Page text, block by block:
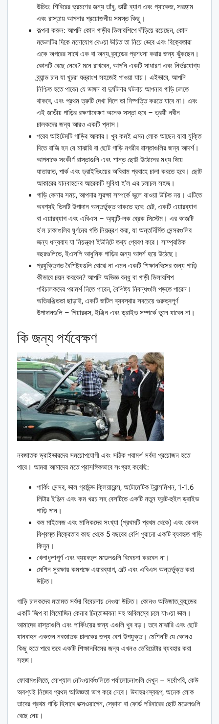
উচিত: শিবিরের ভ্রমণের জন্য তাঁবু, ভারী ব্যাগ এবং প্যাকেজ, সরঞ্জাম
এবং রাস্তায় আপনার প্রয়োজনীয় সমস্ত কিছু।
কল্পনা করুন: আপনি কোন গাড়ীর ডিলারশিপে দাঁড়িয়ে রয়েছেন, কোন
মডেলটির দিকে মনোযোগ দেওয়া উচিত তা নিয়ে ভেবে এবং বিক্রেতারা
একে অপরের সাথে এক বা অন্য ব্র্যান্ডের প্রশংসা করার জন্য ঝুঁকছেন।
কোনটি বেছে নেবে? মনে রাখবেন, আপনি একটি সাধারণ এবং নির্ভরযোগ্য
ব্র্যান্ড চান যা খুচরা যন্ত্রাংশ সহজেই পাওয়া যায়। এইভাবে, আপনি
নিশ্চিত হতে পারেন যে ভাঙ্গন বা দুর্ঘটনার ঘটনায় আপনার গাড়ি চলতে
থাকবে, এবং প্রথম ত্রুটি দেখা দিলে তা নিষ্পত্তি করতে যাবে না। এবং
এই জাতীয় গাড়ির রক্ষণাবেক্ষণ অনেক সস্তা হবে – ত্রয়ী নবীন
চালকদের জন্য আরও একটি প্লাস।
পরের আইটেমটি গাড়ির আকার। খুব কমই এমন লোক আছেন যারা যুক্তি
দিতে রাজি হন যে মাঝারি বা ছোট গাড়ি নগরীর রাস্তাগুলির জন্য আদর্শ।
আপনাকে সংকীর্ণ রাস্তাগুলি এবং শান্ত ছোট্ট উঠোনের মধ্য দিয়ে
যাতায়াত, পার্ক এবং ড্রাইভিংয়ের অবিরাম প্রবাহে চালা করতে হবে। ছোট
আকারের যানবাহনের আরেকটি সুবিধা হ'ল এর চলাচল সহজ।
গাড়ি কেনার সময়, আপনার সুরক্ষা সম্পর্কে ভুলে যাওয়া উচিত নয়। এটিতে
অবশ্যই তিনটি উপাদান অন্তর্ভুক্ত থাকতে হবে: বেল্ট, একটি এয়ারব্যাগ
বা এয়ারব্যাগ এবং এবিএস – অ্যান্টি-লক ব্রেক সিস্টেম। এর কাজটি
হ'ল চাকাগুলির ঘূর্ণনের গতি নিয়ন্ত্রণ করা, যা অন্তর্নির্মিত সেন্সরগুলির
জন্য ধন্যবাদ যা নিয়ন্ত্রণ ইউনিটে তথ্য প্রেরণ করে। সাম্প্রতিক
বছরগুলিতে, ইএসপি আধুনিক গাড়ির জন্য আদর্শ হয়ে উঠেছে।
প্রযুক্তিগত বৈশিষ্ট্যগুলি বোঝে না এমন একটি শিক্ষানবিসের জন্য গাড়ি
কীভাবে চয়ন করবেন? আপনি অভিজ্ঞ বন্ধু বা গাড়ী ডিলারশিপ
পরিচালকদের পরামর্শ নিতে পারেন, বৈশিষ্ট্য নিবন্ধগুলি পড়তে পারেন।
অতিরঞ্জিততা ছাড়াই, একটি জটিল ব্যবস্থার সবচেয়ে গুরুত্বপূর্ণ
উপাদানগুলি – গিয়ারবক্স, ইঞ্জিন এবং ড্রাইভ সম্পর্কে ভুলে যাবেন না।
কি জন্য পর্যবেক্ষণ
নবজাতক ড্রাইভারদের সময়োপযোগী এবং সঠিক পরামর্শ সর্বদা প্রয়োজন হতে
পারে। আমরা আমাদের মতে প্রাসঙ্গিকভাবে সংগ্রহ করেছি:
পার্কিং সেন্সর, ভাল গ্রাউন্ড ক্লিয়ারেন্স, অটোমেটিক ট্রান্সমিশন, 1-1.6
লিটার ইঞ্জিন এবং কম খরচ সহ বেসটিতে একটি নতুন ফ্রন্ট-হুইল ড্রাইভ
গাড়ি পান।
কম মাইলেজ এবং মালিকদের সংখ্যা (প্রথমটি প্রথম থেকে) এবং কেবল
বিশ্বস্ত বিক্রেতার কাছ থেকে 5 বছরের বেশি পুরানো একটি ব্যবহৃত গাড়ি
কিনুন।
খেলাধুলাপূর্ণ এবং ব্যয়বহুল মডেলগুলি বিবেচনা করবেন না।
মেশিন সুরক্ষায় কমপক্ষে এয়ারব্যাগ, বেল্ট এবং এবিএস অন্তর্ভুক্ত করা
উচিত।
গাড়ি চালকদের মতামত সর্বদা বিবেচনায় নেওয়া উচিত। কোনও অভিজাত ব্র্যান্ডের
একটি জিপ বা লিমোজিন কেনার চিন্তাভাবনা সহ অবিলম্বে চলে যাওয়া ভাল।
আমাদের রাস্তাগুলি এবং পার্কিংয়ের জন্য এগুলি খুব বড়। তবে মাঝারি এবং ছোট
যানবাহন একজন নবজাতক চালকের জন্য বেশ উপযুক্ত। মেশিনটি যে কোনও
কিছু হতে পারে তবে একটি শিক্ষানবিসের জন্য এখনও ভেরিয়েটার ব্যবহার করা
সহজ।
ফোরামগুলিতে, সোশ্যাল নেটওয়ার্কগুলিতে পর্যালোচনাগুলি দেখুন – সর্বোপরি, কেউ
অবশ্যই নিজের প্রথম অভিজ্ঞতা ভাগ করে নেবে। উদাহরণস্বরূপ, অনেক লোক
তাদের প্রথম গাড়ি হিসাবে ভক্সওয়াগেন, স্কোদা বা ফোর্ড পরিবারের ছোট মডেলগুলি
বেছে নেয়।